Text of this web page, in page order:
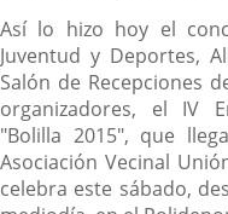
Así lo hizo hoy el
Juventud y Deportes,
Salón de Recepciones
organizadores, el IV
"Bolilla 2015", que
Asociación Vecinal
celebra este sábado,